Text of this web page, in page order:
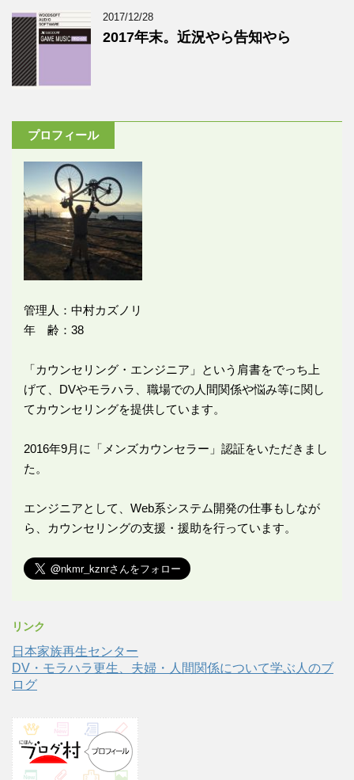
2017/12/28
2017年末。近況やら告知やら
プロフィール
管理人：中村カズノリ
年 齢：38
「カウンセリング・エンジニア」という肩書をでっち上
げて、DVやモラハラ、職場での人間関係や悩み等に関し
てカウンセリングを提供しています。
2016年9月に「メンズカウンセラー」認証をいただきまし
た。
エンジニアとして、Web系システム開発の仕事もしなが
ら、カウンセリングの支援・援助を行っています。
リンク
日本家族再生センター
DV・モラハラ更生、夫婦・人間関係について学ぶ人のブ
ログ